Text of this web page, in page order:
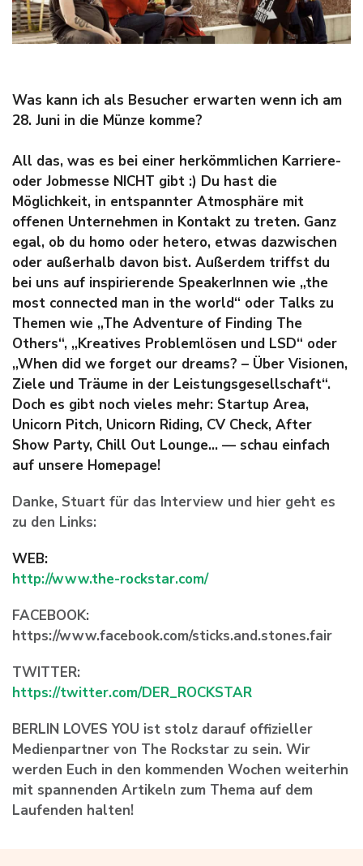
Was kann ich als Besucher erwarten wenn ich am
28. Juni in die Münze komme?
All das, was es bei einer herkömmlichen Karriere-
oder Jobmesse NICHT gibt :) Du hast die
Möglichkeit, in entspannter Atmosphäre mit
offenen Unternehmen in Kontakt zu treten. Ganz
egal, ob du homo oder hetero, etwas dazwischen
oder außerhalb davon bist. Außerdem triffst du
bei uns auf inspirierende SpeakerInnen wie „the
most connected man in the world“ oder Talks zu
Themen wie „The Adventure of Finding The
Others“, „Kreatives Problemlösen und LSD“ oder
„When did we forget our dreams? – Über Visionen,
Ziele und Träume in der Leistungsgesellschaft“.
Doch es gibt noch vieles mehr: Startup Area,
Unicorn Pitch, Unicorn Riding, CV Check, After
Show Party, Chill Out Lounge… — schau einfach
auf unsere Homepage!
Danke, Stuart für das Interview und hier geht es
zu den Links:
WEB:
http://www.the-rockstar.com/
FACEBOOK:
https://www.facebook.com/sticks.and.stones.fair
TWITTER:
https://twitter.com/DER_ROCKSTAR
BERLIN LOVES YOU ist stolz darauf offizieller
Medienpartner von The Rockstar zu sein. Wir
werden Euch in den kommenden Wochen weiterhin
mit spannenden Artikeln zum Thema auf dem
Laufenden halten!